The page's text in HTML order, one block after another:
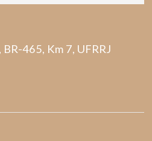
BR-465, Km 7, UFRRJ